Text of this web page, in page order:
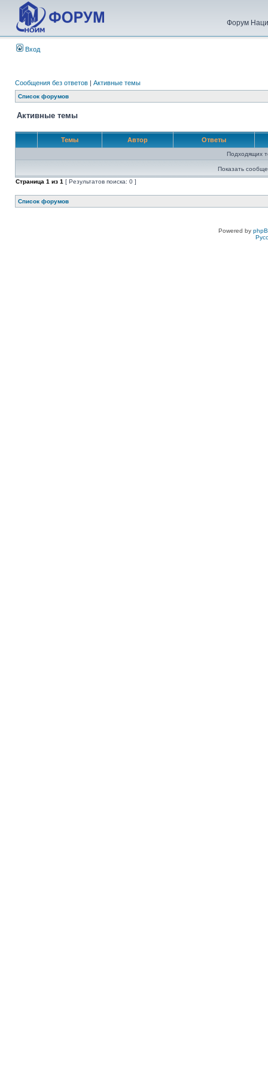
Форум
Вход
Сообщения без ответов | Активные темы
Список форумов
Активные темы
Темы Автор Ответы
Подходящих
Показать
Страница 1 из 1 [ Результатов поиска: 0 ]
Список форумов
Powered by